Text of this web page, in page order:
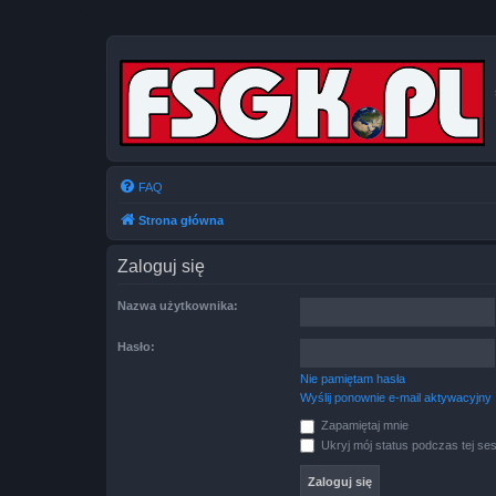
FAQ
Strona główna
Zaloguj się
Nazwa użytkownika:
Hasło:
Nie pamiętam hasła
Wyślij ponownie e-mail aktywacyjny
Zapamiętaj mnie
Ukryj mój status podczas tej